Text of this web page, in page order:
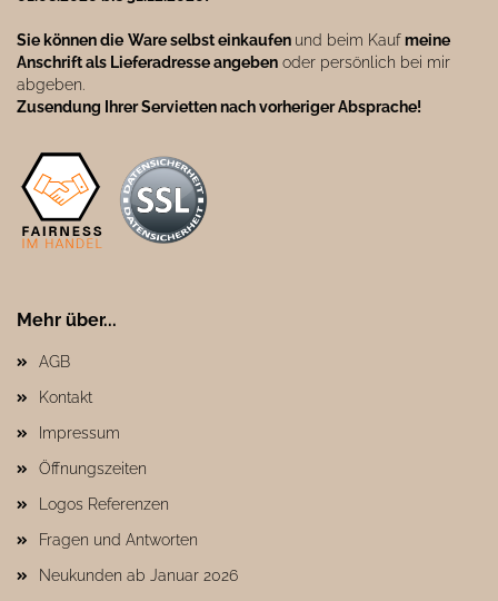
Sie können die Ware selbst einkaufen und beim Kaufmeine
Anschrift als Lieferadresse angeben oder persönlich bei mir
abgeben.
Zusendung Ihrer Servietten nach vorheriger Absprache!
Mehr über...
AGB
Kontakt
Impressum
Öffnungszeiten
Logos Referenzen
Fragen und Antworten
Neukunden ab Januar 2026